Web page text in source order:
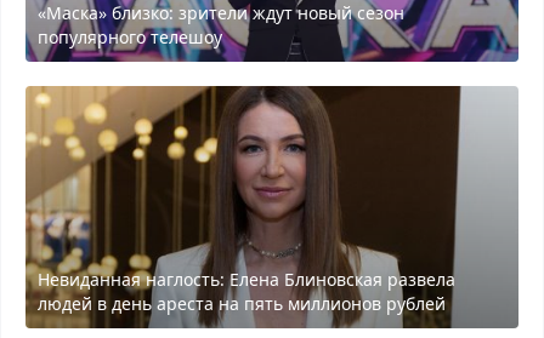
«Маска» близко: зрители ждут новый сезон
популярного телешоу
Невиданная наглость: Елена Блиновская развела
людей в день ареста на пять миллионов рублей